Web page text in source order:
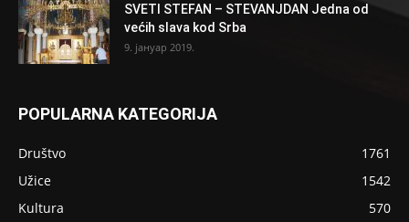
SVETI STEFAN – STEVANJDAN Jedna od
većih slava kod Srba
9. јануар 2019.
POPULARNA KATEGORIJA
Društvo
1761
Užice
1542
Kultura
570